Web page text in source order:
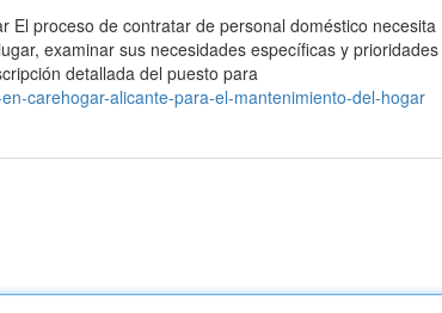
El proceso de contratar de personal doméstico necesita
examinar sus necesidades específicas y prioridades
detallada del puesto para
carehogar-alicante-para-el-mantenimiento-del-hogar